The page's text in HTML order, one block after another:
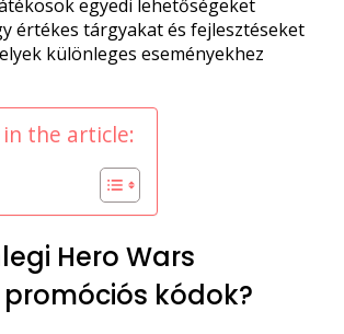
egyedi lehetőségeket
értékes tárgyakat és fejlesztéseket
különleges eseményekhez
the article:
Hero Wars
promóciós kódok?